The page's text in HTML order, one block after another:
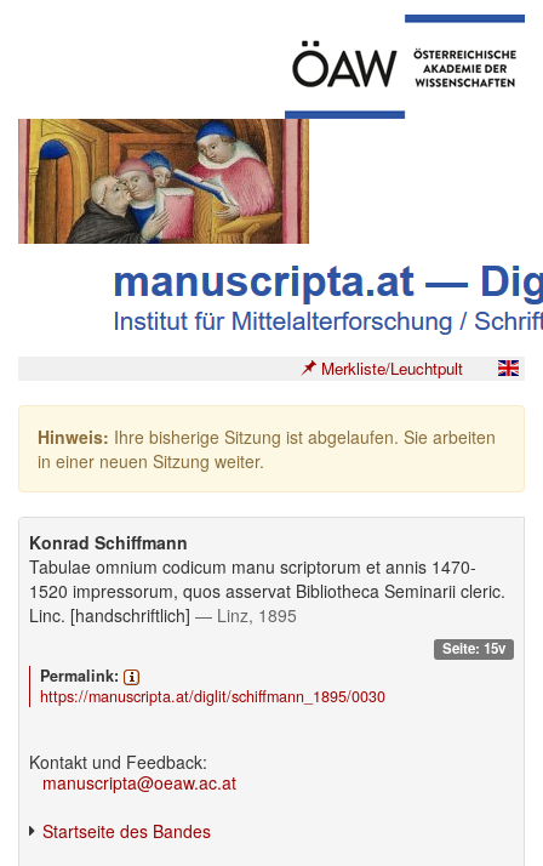
Merkliste/Leuchtpult
Hinweis: Ihre bisherige Sitzung ist abgelaufen. Sie arbeiten
in einer neuen Sitzung weiter.
Konrad Schiffmann
Tabulae omnium codicum manu scriptorum et annis 1470-
1520 impressorum, quos asservat Bibliotheca Seminarii cleric.
Linc. [handschriftlich] — Linz, 1895
Seite: 15v
Permalink:
https://manuscripta.at/diglit/schiffmann_1895/0030
Kontakt und Feedback:
manuscripta@oeaw.ac.at
Startseite des Bandes